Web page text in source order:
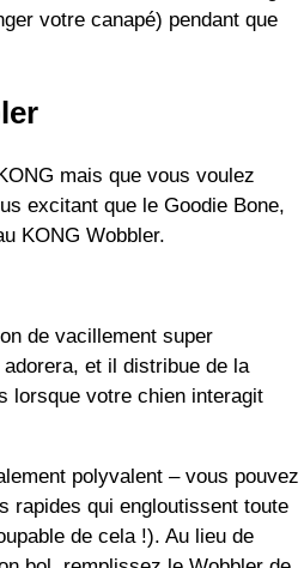
et il distribue de la
votre chien interagit
polyvalent – vous pouvez
de cela !). Au lieu de
bol, remplissez le Wobbler de
la nourriture de votre
facile à remplir et à
les prolonger
taille